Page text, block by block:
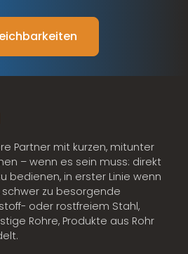
Partner mit kurzen, mitunter
– wenn es sein muss: direkt
bedienen, in erster Linie wenn
zu besorgende
oder rostfreiem Stahl,
Rohre, Produkte aus Rohr